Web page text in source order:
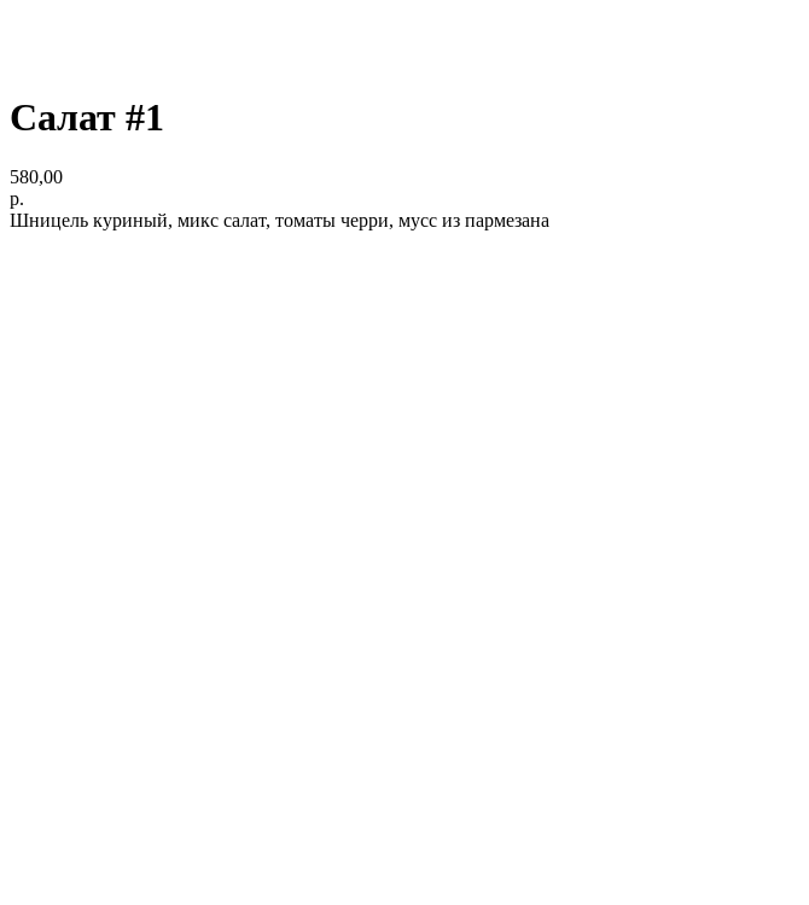
Салат #1
580,00
р.
Шницель куриный, микс салат, томаты черри, мусс из пармезана